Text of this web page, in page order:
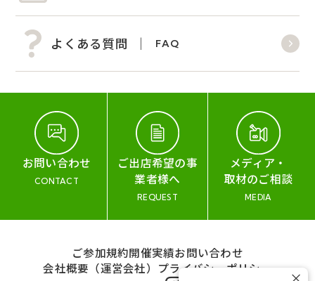
よくある質問 FAQ
お問い合わせ
CONTACT
ご出店希望の事
業者様へ
REQUEST
メディア・
取材のご相談
MEDIA
ご参加規約開催実績お問い合わせ
会社概要（運営会社） プライバシーポリシー